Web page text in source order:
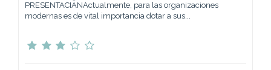
PRESENTACIÃNActualmente, para las organizaciones
modernas es de vital importancia dotar a sus...